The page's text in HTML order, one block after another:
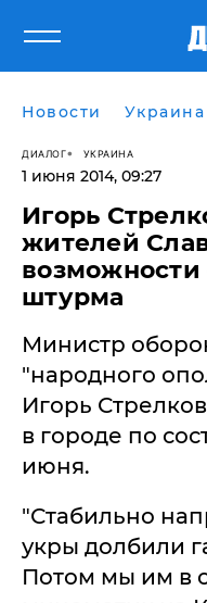
Новости Украина
ДИАЛОГ УКРАИНА
1 июня 2014, 09:27
Игорь
жителей
возможности
штурма
Министр
"народного
Игорь
в городе по
июня.
"Стабильно
укры долбили
Потом мы им в